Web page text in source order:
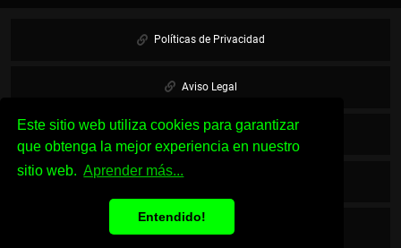
Este sitio web utiliza cookies para garantizar
que obtenga la mejor experiencia en nuestro
sitio web. Aprender más...
Entendido!
Políticas de Privacidad
Aviso Legal
Cookies